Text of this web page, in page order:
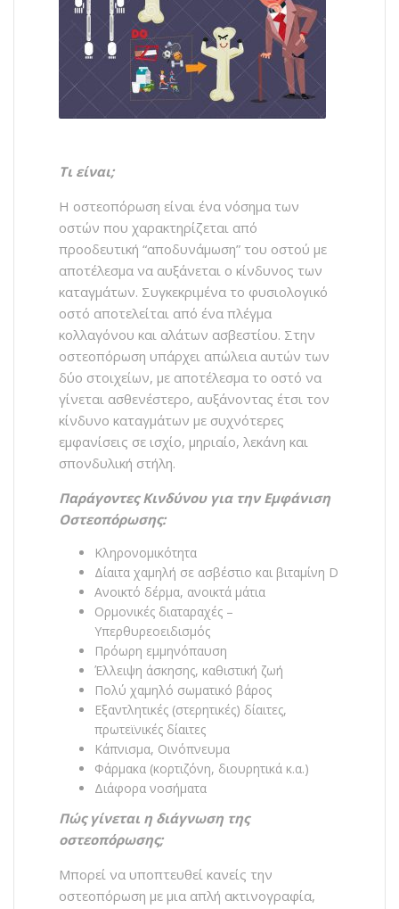
Τι είναι;
Η οστεοπόρωση είναι ένα νόσημα των
οστών που χαρακτηρίζεται από
προοδευτική “αποδυνάμωση” του οστού με
αποτέλεσμα να αυξάνεται ο κίνδυνος των
καταγμάτων. Συγκεκριμένα το φυσιολογικό
οστό αποτελείται από ένα πλέγμα
κολλαγόνου και αλάτων ασβεστίου. Στην
οστεοπόρωση υπάρχει απώλεια αυτών των
δύο στοιχείων, με αποτέλεσμα το οστό να
γίνεται ασθενέστερο, αυξάνοντας έτσι τον
κίνδυνο καταγμάτων με συχνότερες
εμφανίσεις σε ισχίο, μηριαίο, λεκάνη και
σπονδυλική στήλη.
Παράγοντες Κινδύνου για την Εμφάνιση
Οστεοπόρωσης:
Κληρονομικότητα
Δίαιτα χαμηλή σε ασβέστιο και βιταμίνη D
Ανοικτό δέρμα, ανοικτά μάτια
Ορμονικές διαταραχές –
Υπερθυρεοειδισμός
Πρόωρη εμμηνόπαυση
Έλλειψη άσκησης, καθιστική ζωή
Πολύ χαμηλό σωματικό βάρος
Εξαντλητικές (στερητικές) δίαιτες,
πρωτεϊνικές δίαιτες
Κάπνισμα, Οινόπνευμα
Φάρμακα (κορτιζόνη, διουρητικά κ.α.)
Διάφορα νοσήματα
Πώς γίνεται η διάγνωση της
οστεοπόρωσης;
Μπορεί να υποπτευθεί κανείς την
οστεοπόρωση με μια απλή ακτινογραφία,